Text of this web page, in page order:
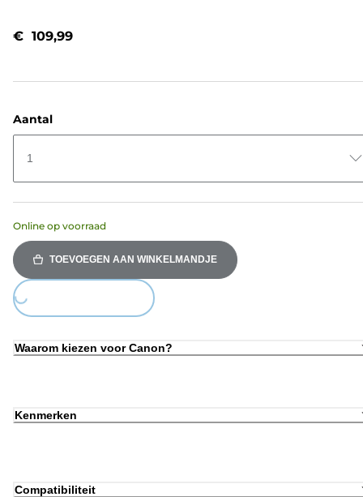
€ 109,99
Aantal
1
Online op voorraad
TOEVOEGEN AAN WINKELMANDJE
Loading...
Waarom kiezen voor Canon?
Kenmerken
Compatibiliteit